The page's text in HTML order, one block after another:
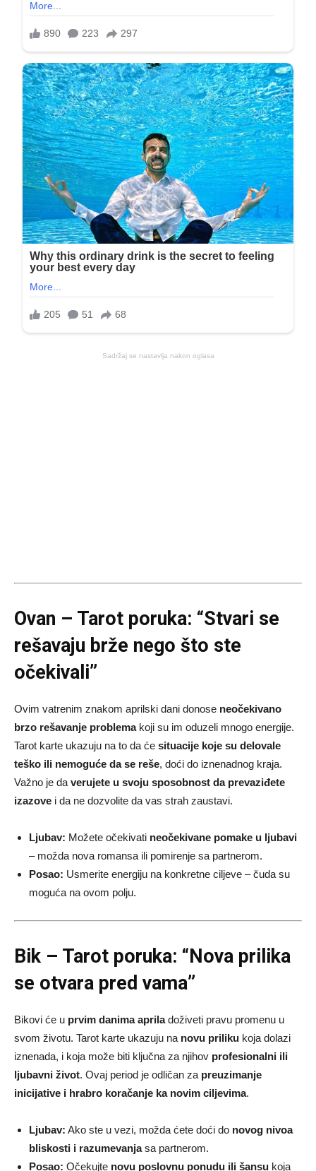
Sadržaj se nastavlja nakon oglasa
Ovan – Tarot poruka: “Stvari se
rešavaju brže nego što ste
očekivali”
Ovim vatrenim znakom aprilski dani donose neočekivano
brzo rešavanje problemakoji su im oduzeli mnogo energije.
Tarot karte ukazuju na to da će situacije koje su delovale
teško ili nemoguće da se reše, doći do iznenadnog kraja.
Važno je da verujete u svoju sposobnost da prevaziđete
izazove i da ne dozvolite da vas strah zaustavi.
Ljubav: Možete očekivati neočekivane pomake u ljubavi
– možda nova romansa ili pomirenje sa partnerom.
Posao: Usmerite energiju na konkretne ciljeve – čuda su
moguća na ovom polju.
Bik – Tarot poruka: “Nova prilika
se otvara pred vama”
Bikovi će u prvim danima apriladoživeti pravu promenu u
svom životu. Tarot karte ukazuju na novu priliku koja dolazi
iznenada, i koja može biti ključna za njihov profesionalni ili
ljubavni život. Ovaj period je odličan za preuzimanje
inicijative i hrabro koračanje ka novim ciljevima.
Ljubav: Ako ste u vezi, možda ćete doći do novog nivoa
bliskosti i razumevanjasa partnerom.
Posao: Očekujte novu poslovnu ponudu ili šansu koja